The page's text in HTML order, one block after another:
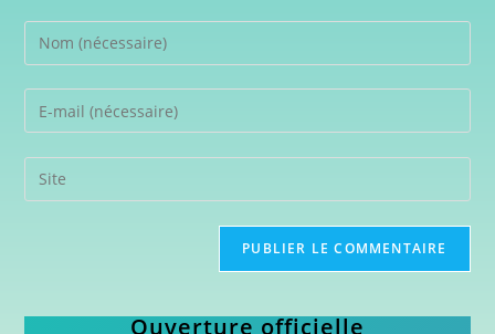
Ouverture officielle